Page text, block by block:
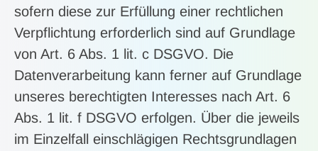
sofern diese zur Erfüllung einer rechtlichen
Verpflichtung erforderlich sind auf Grundlage
von Art. 6 Abs. 1 lit. c DSGVO. Die
Datenverarbeitung kann ferner auf Grundlage
unseres berechtigten Interesses nach Art. 6
Abs. 1 lit. f DSGVO erfolgen. Über die jeweils
im Einzelfall einschlägigen Rechtsgrundlagen